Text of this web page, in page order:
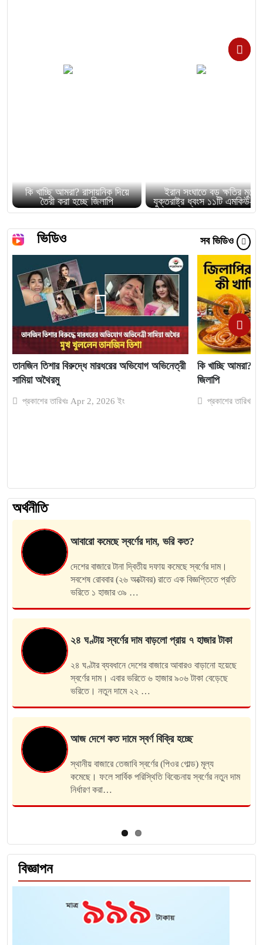
কি খাচ্ছি আমরা? রাসায়নিক দিয়ে
তৈরী করা হচ্ছে জিলাপি
ইরান সংঘাতে বড় ক্ষতির মুখে
যুক্তরাষ্ট্র ধ্বংস ১১টি এমকিউ–৯
ভিডিও সব ভিডিও
তানজিন তিশার বিরুদ্ধে মারধরের অভিযোগ অভিনেত্রী
সামিয়া অথৈরমু
প্রকাশের তারিখঃ Apr 2, 2026 ইং
কি খাচ্ছি আমরা?
জিলাপি
প্রকাশের
অর্থনীতি
আবারো কমেছে স্বর্ণের দাম, ভরি কত?
দেশের বাজারে টানা দ্বিতীয় দফায় কমেছে স্বর্ণের দাম।
সবশেষ রোববার (২৬ অক্টোবর) রাতে এক বিজ্ঞপ্তিতে প্রতি
ভরিতে ১ হাজার ৩৯ …
২৪ ঘণ্টায় স্বর্ণের দাম বাড়লো প্রায় ৭ হাজার টাকা
২৪ ঘণ্টার ব্যবধানে দেশের বাজারে আবারও বাড়ানো হয়েছে
স্বর্ণের দাম। এবার ভরিতে ৬ হাজার ৯০৬ টাকা বেড়েছে
ভরিতে। নতুন দামে ২২ …
আজ দেশে কত দামে স্বর্ণ বিক্রি হচ্ছে
স্থানীয় বাজারে তেজাবি স্বর্ণের (পিওর গোল্ড) মূল্য
কমেছে। ফলে সার্বিক পরিস্থিতি বিবেচনায় স্বর্ণের নতুন দাম
নির্ধারণ করা…
বিজ্ঞাপন